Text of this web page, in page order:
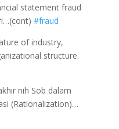
statement fraud
#fraud
of industry,
structure.
nih Sob dalam
(Rationalization)…